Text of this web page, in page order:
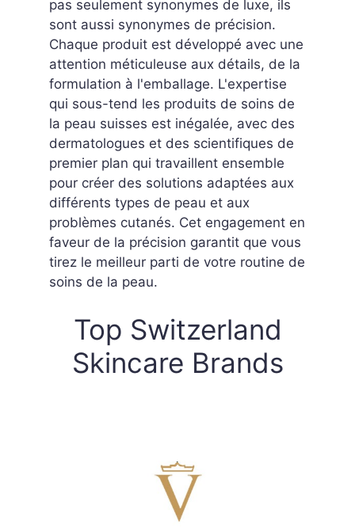
pas seulement synonymes de luxe, ils
sont aussi synonymes de précision.
Chaque produit est développé avec une
attention méticuleuse aux détails, de la
formulation à l'emballage. L'expertise
qui sous-tend les produits de soins de
la peau suisses est inégalée, avec des
dermatologues et des scientifiques de
premier plan qui travaillent ensemble
pour créer des solutions adaptées aux
différents types de peau et aux
problèmes cutanés. Cet engagement en
faveur de la précision garantit que vous
tirez le meilleur parti de votre routine de
soins de la peau.
Top Switzerland
Skincare Brands